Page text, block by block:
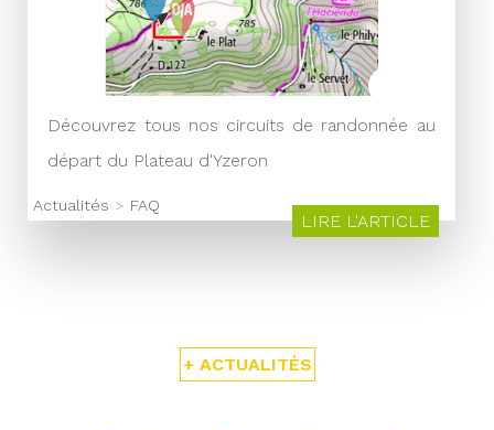
Découvrez tous nos circuits de randonnée au
départ du Plateau d'Yzeron
Actualités > FAQ
LIRE L'ARTICLE
+ ACTUALITÉS